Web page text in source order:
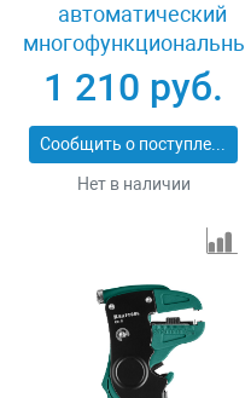
автоматический
многофункциональный
Stayer TS-X 22655
1 210 руб.
Сообщить о поступлении
Нет в наличии